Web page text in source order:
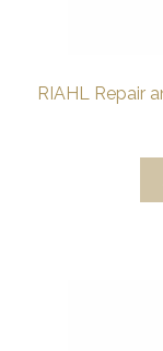
RIAHL Repair